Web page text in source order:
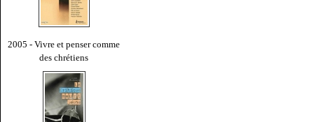
2005 - Vivre et penser comme
des chrétiens